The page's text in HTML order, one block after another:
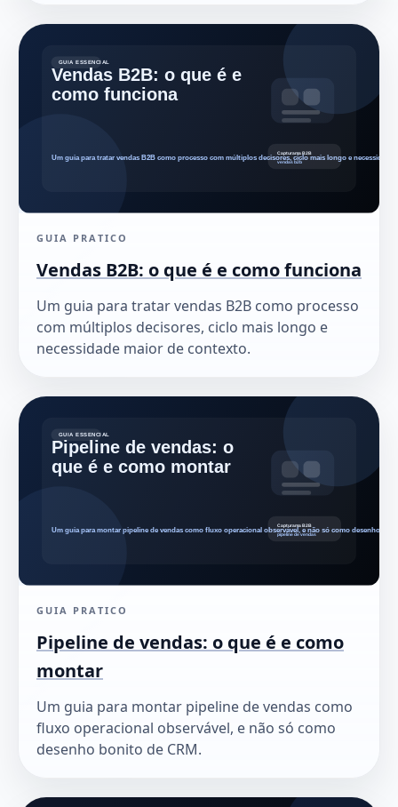
GUIA PRATICO
Vendas B2B: o que é e como funciona
Um guia para tratar vendas B2B como processo
com múltiplos decisores, ciclo mais longo e
necessidade maior de contexto.
GUIA PRATICO
Pipeline de vendas: o que é e como
montar
Um guia para montar pipeline de vendas como
fluxo operacional observável, e não só como
desenho bonito de CRM.